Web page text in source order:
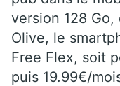
version 128
Olive, le
Free Flex, soit
puis 19.99€/